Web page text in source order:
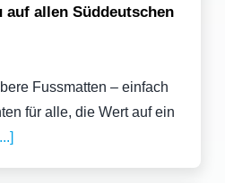
auf allen Süddeutschen
Fussmatten – einfach
für alle, die Wert auf ein